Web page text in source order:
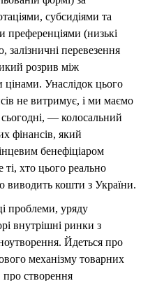
субсидіями та
(низькі
залізничні перевезення
розрив між
цінами. Унаслідок цього
не витримує, і ми маємо
— колосальний
фінансів, який
бенефіціаром
хто цього реально
виводить кошти з України.
проблеми, уряду
внутрішні ринки з
Йдеться про
механізму товарних
про створення